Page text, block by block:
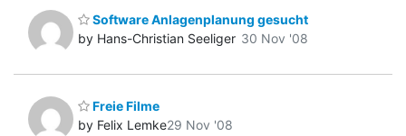
Software Anlagenplanung gesucht
by Hans-Christian Seeliger 30 Nov '08
Freie Filme
by Felix Lemke29 Nov '08